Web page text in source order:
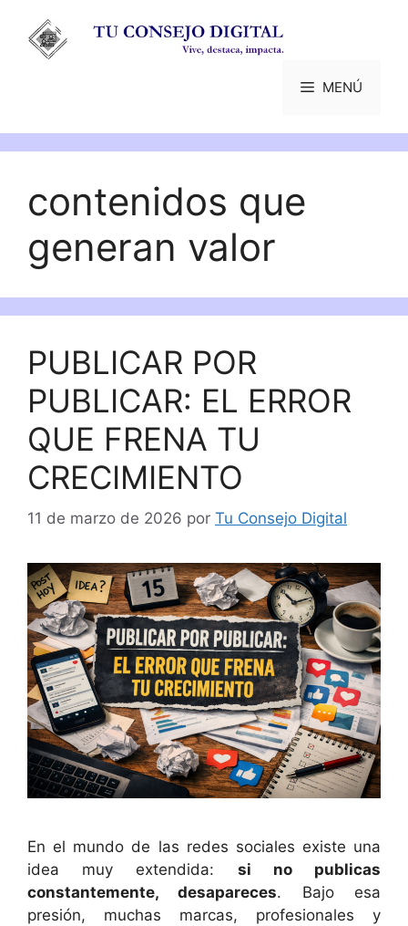
contenido
MENÚ
contenidos que
generan valor
PUBLICAR POR
PUBLICAR: EL ERROR
QUE FRENA TU
CRECIMIENTO
11 de marzo de 2026 por Tu Consejo Digital
En el mundo de las redes sociales existe una
idea muy extendida: si no publicas
constantemente, desapareces. Bajo esa
presión, muchas marcas, profesionales y